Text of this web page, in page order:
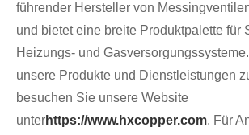
führender Hersteller von
und bietet eine breite Produktpalette für
Heizungs- und
unsere Produkte und Dienstleistungen
besuchen Sie unsere Website
unterhttps://www.hxcopper.com. Für